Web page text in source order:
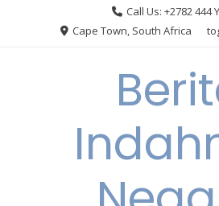
Call Us: +2782 444
Cape Town, South Africa